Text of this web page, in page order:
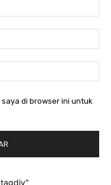
di browser ini untuk